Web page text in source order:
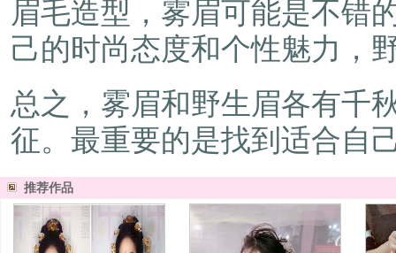
眉毛造型，雾眉可能是不错
己的时尚态度和个性魅力，
总之，雾眉和野生眉各有千
征。最重要的是找到适合自
推荐作品